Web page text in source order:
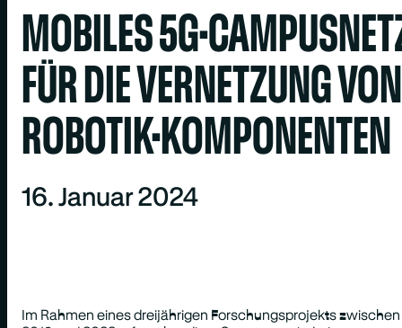
MOBILES 5G-
FÜR DIE VERNETZUNG VON
ROBOTIK-KOMPONENTEN
16. Januar 2024
Im Rahmen eines dreijährigen Forschungsprojekts zwischen